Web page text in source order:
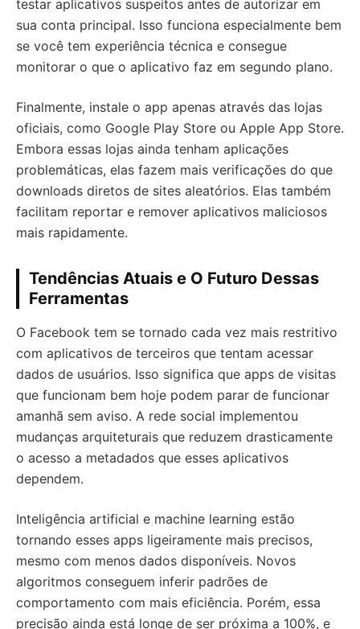
testar aplicativos suspeitos antes de autorizar em
sua conta principal. Isso funciona especialmente bem
se você tem experiência técnica e consegue
monitorar o que o aplicativo faz em segundo plano.
Finalmente, instale o app apenas através das lojas
oficiais, como Google Play Store ou Apple App Store.
Embora essas lojas ainda tenham aplicações
problemáticas, elas fazem mais verificações do que
downloads diretos de sites aleatórios. Elas também
facilitam reportar e remover aplicativos maliciosos
mais rapidamente.
Tendências Atuais e O Futuro Dessas
Ferramentas
O Facebook tem se tornado cada vez mais restritivo
com aplicativos de terceiros que tentam acessar
dados de usuários. Isso significa que apps de visitas
que funcionam bem hoje podem parar de funcionar
amanhã sem aviso. A rede social implementou
mudanças arquiteturais que reduzem drasticamente
o acesso a metadados que esses aplicativos
dependem.
Inteligência artificial e machine learning estão
tornando esses apps ligeiramente mais precisos,
mesmo com menos dados disponíveis. Novos
algoritmos conseguem inferir padrões de
comportamento com mais eficiência. Porém, essa
precisão ainda está longe de ser próxima a 100%, e